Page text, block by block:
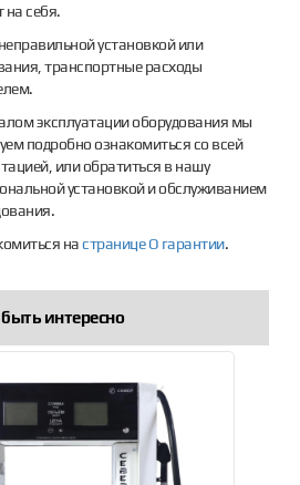
на себя.
установкой или
транспортные расходы
эксплуатации оборудования мы
подробно ознакомиться со всей
или обратиться в нашу
установкой и обслуживанием
настранице О гарантии.
интересно